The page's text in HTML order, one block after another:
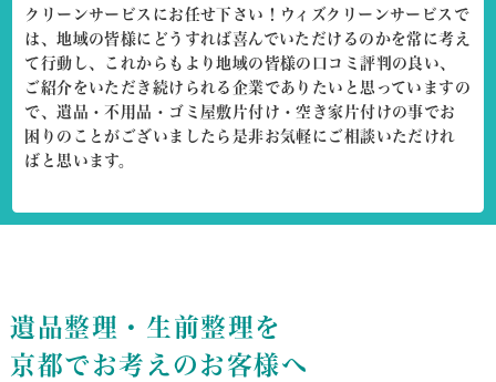
クリーンサービスにお任せ下さい！ ウィズクリーンサービスで
は、地域の皆様にどうすれば喜んでいただけるのかを常に考え
て行動し、これからもより地域の皆様の口コミ評判の良い、
ご紹介をいただき続けられる企業でありたいと思っていますの
で、遺品・不用品・ゴミ屋敷片付け・空き家片付けの事でお
困りのことがございましたら是非お気軽にご相談いただけれ
ばと思います。
遺品整理・生前整理を
京都でお考えのお客様へ